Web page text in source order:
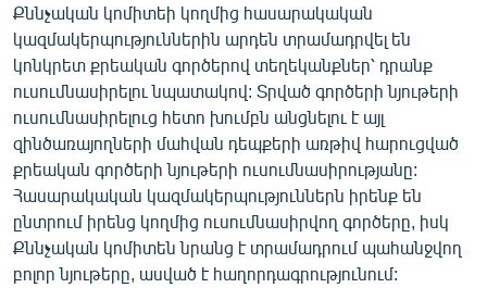
«Ազատության» բոլոր կայքերը
Քննչական կոմիտեի կողմից հասարակական
կազմակերպություններին արդեն տրամադրվել են
կոնկրետ քրեական գործերով տեղեկանքներ՝ դրանք
ուսումնասիրելու նպատակով: Տրված գործերի նյութերի
ուսումնասիրելուց հետո խումբն անցնելու է այլ
զինծառայողների մահվան դեպքերի առթիվ հարուցված
քրեական գործերի նյութերի ուսումնասիրությանը:
Հասարակական կազմակերպություններն իրենք են
ընտրում իրենց կողմից ուսումնասիրվող գործերը, իսկ
Քննչական կոմիտեն նրանց է տրամադրում պահանջվող
բոլոր նյութերը, ասված է հաղորդագրությունում: